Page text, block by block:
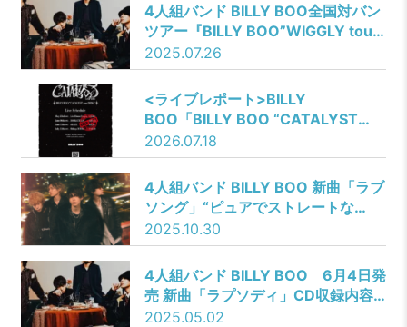
4人組バンド BILLY BOO全国対バン
ツアー『BILLY BOO”WIGGLY tour
2025-2026″』新たなゲストアーテ
ィストを解禁！
2025.07.26
<ライブレポート>BILLY
BOO「BILLY BOO “CATALYST
tour 2026”」@Shibuya WWW
2026.07.18
4人組バンド BILLY BOO 新曲「ラブ
ソング」“ピュアでストレートな
愛”を表現したMusic Videoを公開！
2025.10.30
4人組バンド BILLY BOO 6月4日発
売 新曲「ラプソディ」CD収録内容
＆購入特典絵柄を解禁！
2025.05.02